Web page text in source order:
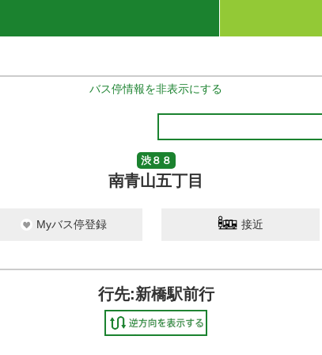
バス停情報を非表示にする
渋８８
南青山五丁目
Myバス停登録 接近
行先:新橋駅前行